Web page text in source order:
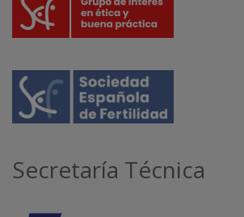
Secretaría Técnica